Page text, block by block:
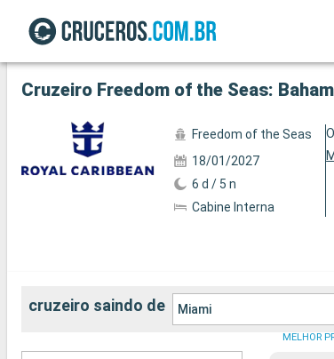
Ver a 73 fotos
Cruzeiro Freedom of the Seas:
Freedom of the Seas
18/01/2027
6 d / 5 n
Cabine Interna
cruzeiro saindo de Miami
MELHOR